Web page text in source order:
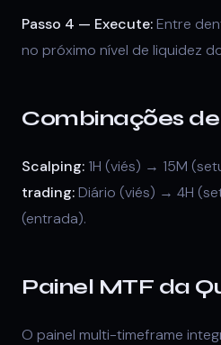
Passo 4 — Execute:Entre
no próximo nível de liquidez do
Combinações
Scalping: 1H (viés) → 15M
trading:Diário (viés) → 4H
(entrada).
Painel MTF da
O painel multi-timeframe